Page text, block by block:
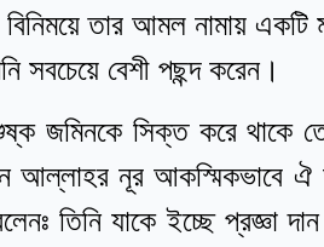
বিনিময়ে তার আমল নামায়
সবচেয়ে বেশী পছন্দ করেন।
শুষ্ক জমিনকে সিক্ত করে থাকে
আল্লাহর নূর
তিনি যাকে ইচ্ছে প্রজ্ঞা